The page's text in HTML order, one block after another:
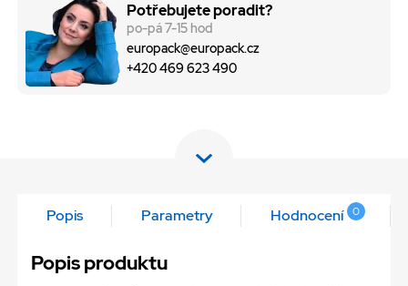
Potřebujete poradit?
po-pá 7-15 hod
europack@europack.cz
+420 469 623 490
Popis Parametry Hodnocení 0
Popis produktu